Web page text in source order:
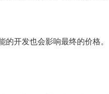
开发也会影响最终的价格。